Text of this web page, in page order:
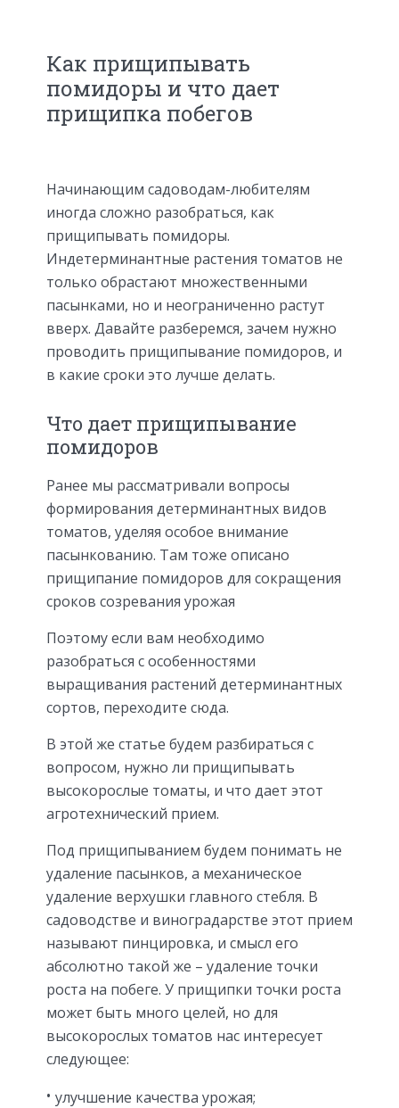
Как прищипывать
помидоры и что дает
прищипка побегов
Начинающим садоводам-любителям
иногда сложно разобраться, как
прищипывать помидоры.
Индетерминантные растения томатов не
только обрастают множественными
пасынками, но и неограниченно растут
вверх. Давайте разберемся, зачем нужно
проводить прищипывание помидоров, и
в какие сроки это лучше делать.
Что дает прищипывание
помидоров
Ранее мы рассматривали вопросы
формирования детерминантных видов
томатов, уделяя особое внимание
пасынкованию. Там тоже описано
прищипание помидоров для сокращения
сроков созревания урожая
Поэтому если вам необходимо
разобраться с особенностями
выращивания растений детерминантных
сортов, переходите сюда.
В этой же статье будем разбираться с
вопросом, нужно ли прищипывать
высокорослые томаты, и что дает этот
агротехнический прием.
Под прищипыванием будем понимать не
удаление пасынков, а механическое
удаление верхушки главного стебля. В
садоводстве и виноградарстве этот прием
называют пинцировка, и смысл его
абсолютно такой же – удаление точки
роста на побеге. У прищипки точки роста
может быть много целей, но для
высокорослых томатов нас интересует
следующее:
улучшение качества урожая;